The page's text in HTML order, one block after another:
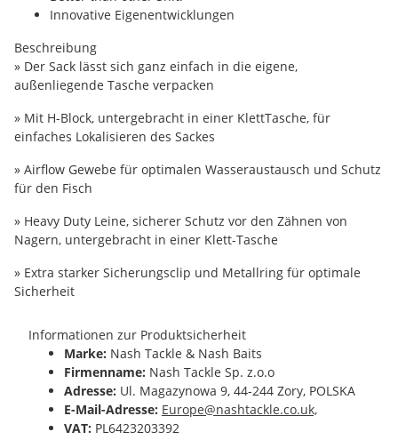
Innovative Eigenentwicklungen
Beschreibung
» Der Sack lässt sich ganz einfach in die eigene,
außenliegende Tasche verpacken
» Mit H-Block, untergebracht in einer KlettTasche, für
einfaches Lokalisieren des Sackes
» Airflow Gewebe für optimalen Wasseraustausch und Schutz
für den Fisch
» Heavy Duty Leine, sicherer Schutz vor den Zähnen von
Nagern, untergebracht in einer Klett-Tasche
» Extra starker Sicherungsclip und Metallring für optimale
Sicherheit
Informationen zur Produktsicherheit
Marke: Nash Tackle & Nash Baits
Firmenname: Nash Tackle Sp. z.o.o
Adresse: Ul. Magazynowa 9, 44-244 Zory, POLSKA
E-Mail-Adresse: Europe@nashtackle.co.uk,
VAT: PL6423203392